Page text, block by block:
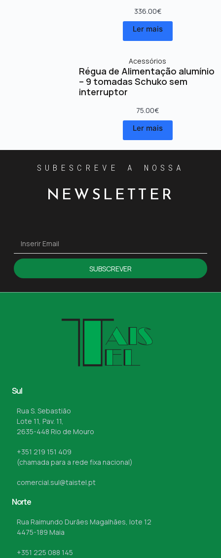
336.00€
Ler mais
Acessórios
Régua de Alimentação alumínio
– 9 tomadas Schuko sem
interruptor
75.00€
Ler mais
SUBESCREVE A NOSSA
NEWSLETTER
SUBSCREVER
Sul
Rua S. Sebastião
Lote 11, Pav. 11,
2635-448 Rio de Mouro
+351 219 151 409
(chamada para a rede fixa nacional)
comercial.sul@taistel.pt
Norte
Rua Raimundo Durães Magalhães, lote 12
4475-189 Maia
+351 225 088 145